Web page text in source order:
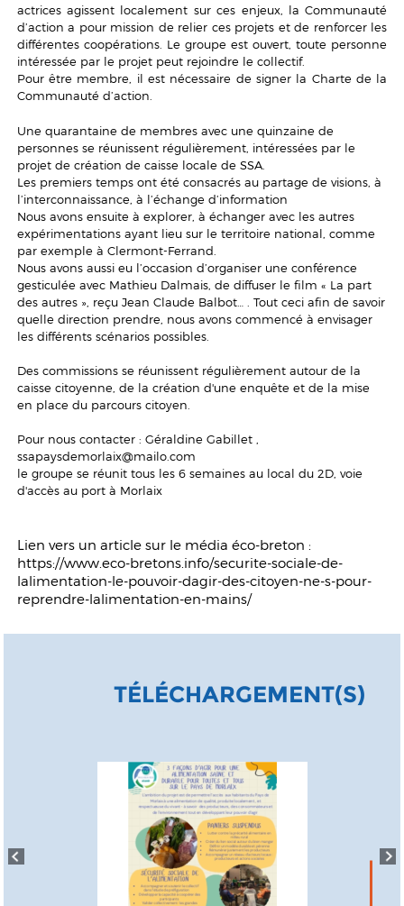
actrices agissent localement sur ces enjeux, la Communauté
d’action a pour mission de relier ces projets et de renforcer les
différentes coopérations. Le groupe est ouvert, toute personne
intéressée par le projet peut rejoindre le collectif.
Pour être membre, il est nécessaire de signer la Charte de la
Communauté d’action.
Une quarantaine de membres avec une quinzaine de
personnes se réunissent régulièrement, intéressées par le
projet de création de caisse locale de SSA.
Les premiers temps ont été consacrés au partage de visions, à
l’interconnaissance, à l’échange d’information
Nous avons ensuite à explorer, à échanger avec les autres
expérimentations ayant lieu sur le territoire national, comme
par exemple à Clermont-Ferrand.
Nous avons aussi eu l’occasion d’organiser une conférence
gesticulée avec Mathieu Dalmais, de diffuser le film « La part
des autres », reçu Jean Claude Balbot… . Tout ceci afin de savoir
quelle direction prendre, nous avons commencé à envisager
les différents scénarios possibles.
Des commissions se réunissent régulièrement autour de la
caisse citoyenne, de la création d'une enquête et de la mise
en place du parcours citoyen.
Pour nous contacter : Géraldine Gabillet ,
ssapaysdemorlaix@mailo.com
le groupe se réunit tous les 6 semaines au local du 2D, voie
d'accès au port à Morlaix
Lien vers un article sur le média éco-breton :
https://www.eco-bretons.info/securite-sociale-de-
lalimentation-le-pouvoir-dagir-des-citoyen-ne-s-pour-
reprendre-lalimentation-en-mains/
TÉLÉCHARGEMENT(S)